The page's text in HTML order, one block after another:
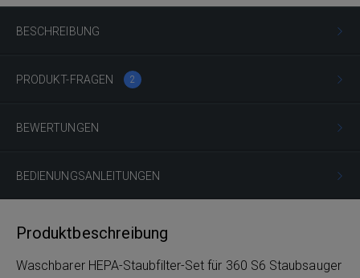
BESCHREIBUNG
PRODUKT-FRAGEN 2
BEWERTUNGEN
BEDIENUNGSANLEITUNGEN
Produktbeschreibung
Waschbarer HEPA-Staubfilter-Set für 360 S6 Staubsauger